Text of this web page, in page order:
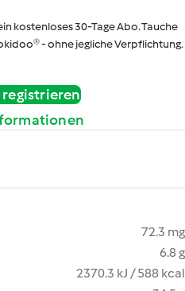
kostenloses 30-Tage Abo. Tauche
- ohne jegliche Verpflichtung.
registrieren
72.3 mg
6.8 g
2370.3 kJ / 588 kcal